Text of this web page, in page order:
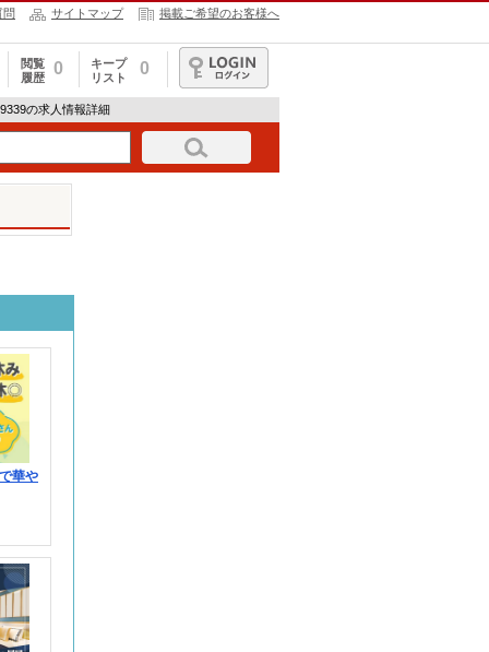
問 サイトマップ 掲載ご希望のお客様へ
閲覧
履歴
0
キープ
リスト
0
ログイン
の求人情報詳細
華や